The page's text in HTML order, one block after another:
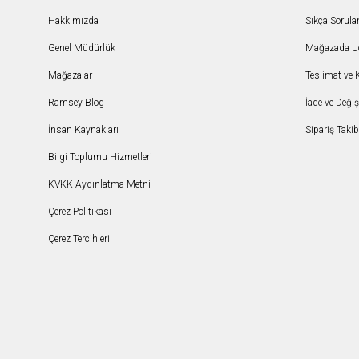
Hakkımızda
Genel Müdürlük
Mağazalar
Ramsey Blog
İnsan Kaynakları
Bilgi Toplumu Hizmetleri
KVKK Aydınlatma Metni
Çerez Politikası
Çerez Tercihleri
Sıkça
Mağazada
Teslimat ve
İade ve
Sipariş